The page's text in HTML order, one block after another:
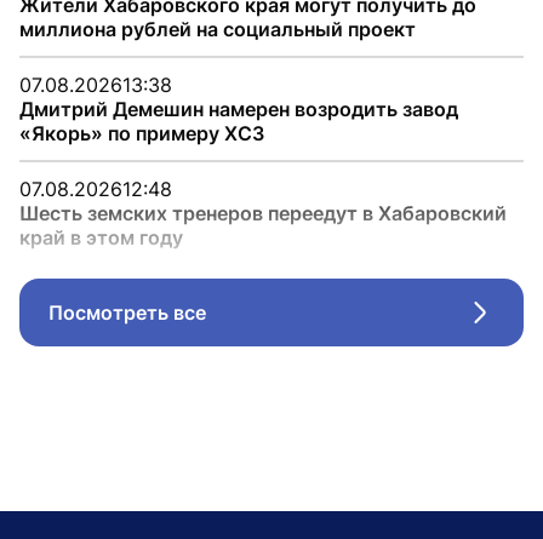
Жители Хабаровского края могут получить до
миллиона рублей на социальный проект
07.08.202613:38
Дмитрий Демешин намерен возродить завод
«Якорь» по примеру ХСЗ
07.08.202612:48
Шесть земских тренеров переедут в Хабаровский
край в этом году
Посмотреть все